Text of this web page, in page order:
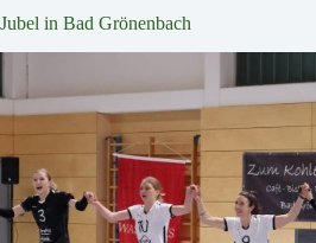
Jubel in Bad Grönenbach